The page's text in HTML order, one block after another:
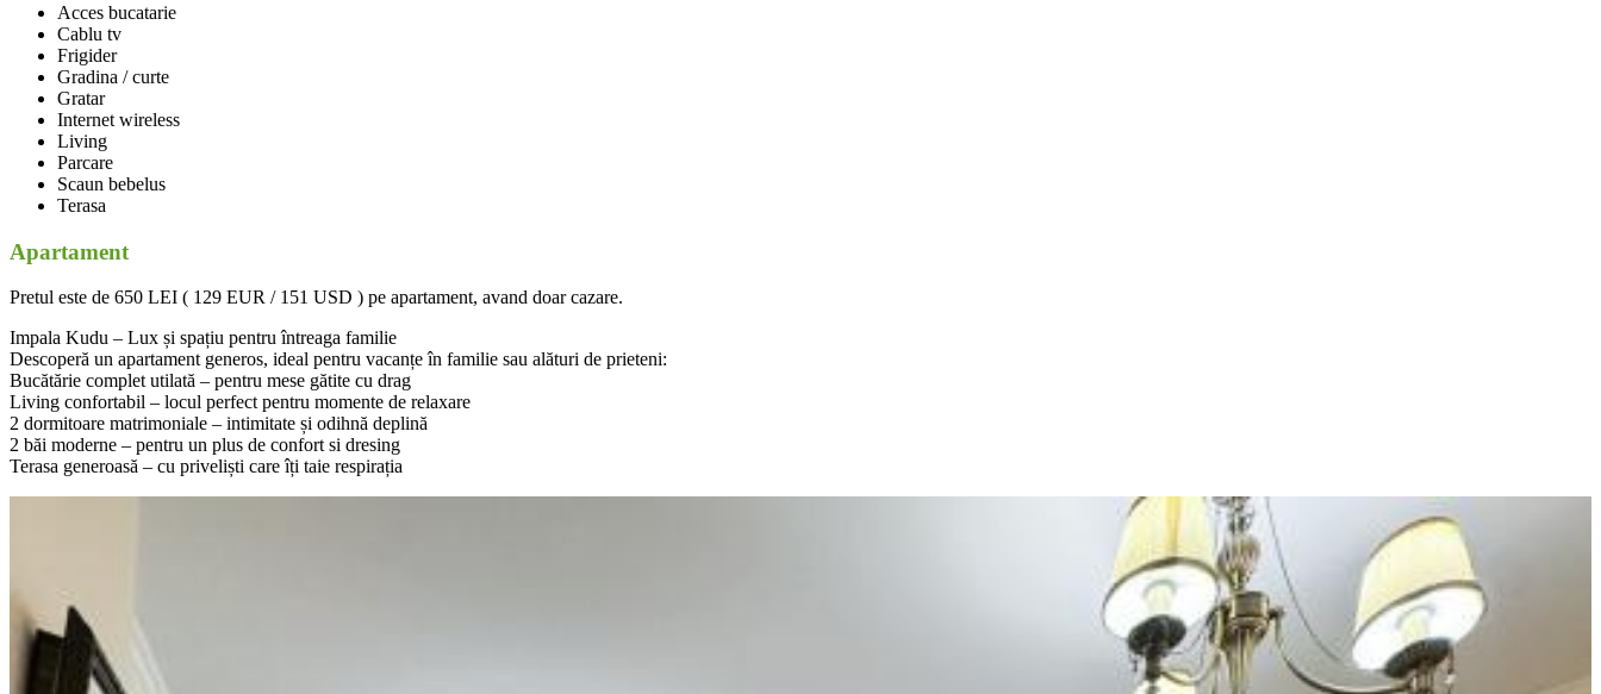
Acces bucatarie
Cablu tv
Frigider
Gradina / curte
Gratar
Internet wireless
Living
Parcare
Scaun bebelus
Terasa
Apartament
Pretul este de 650 LEI ( 129 EUR / 151 USD ) pe apartament, avand doar cazare.
Impala Kudu – Lux și spațiu pentru întreaga familie
Descoperă un apartament generos, ideal pentru vacanțe în familie sau alături de prieteni:
Bucătărie complet utilată – pentru mese gătite cu drag
Living confortabil – locul perfect pentru momente de relaxare
2 dormitoare matrimoniale – intimitate și odihnă deplină
2 băi moderne – pentru un plus de confort si dresing
Terasa generoasă – cu priveliști care îți taie respirația